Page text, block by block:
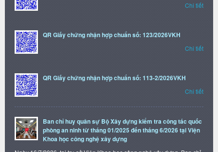
Chi tiết
QR Giấy chứng nhận hợp chuẩn số: 123/2026VKH
Chi tiết
QR Giấy chứng nhận hợp chuẩn số: 113-2/2026VKH
Chi tiết
Ban chỉ huy quân sự Bộ Xây dựng kiểm tra công tác quốc
phòng an ninh từ tháng 01/2025 đến tháng 6/2026 tại Viện
Khoa học công nghệ xây dựng